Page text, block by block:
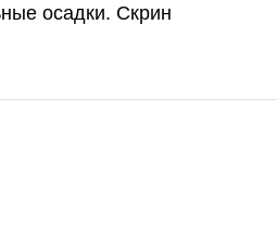
осадки. Скрин